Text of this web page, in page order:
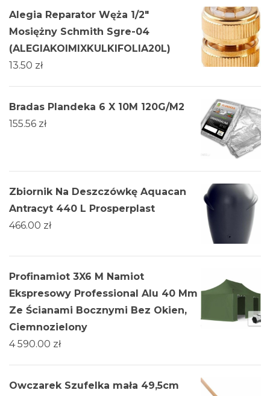
Alegia Reparator Węża 1/2"
Mosiężny Schmith Sgre-04
(ALEGIAKOIMIXKULKIFOLIA20L)
13.50 zł
Bradas Plandeka 6 X 10M 120G/M2
155.56 zł
Zbiornik Na Deszczówkę Aquacan
Antracyt 440 L Prosperplast
466.00 zł
Profinamiot 3X6 M Namiot
Ekspresowy Professional Alu 40 Mm
Ze Ścianami Bocznymi Bez Okien,
Ciemnozielony
4 590.00 zł
Owczarek Szufelka mała 49,5cm